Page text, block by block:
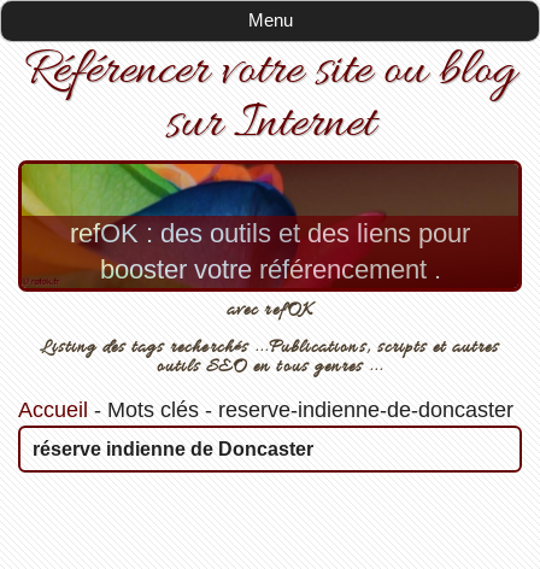
Menu
Référencer votre site ou blog
sur Internet
refOK : des outils et des liens pour
booster votre référencement .
avec refOK
Listing des tags recherchés ...Publications, scripts et autres
outils SEO en tous genres ...
Accueil - Mots clés- reserve-indienne-de-doncaster
réserve indienne de Doncaster